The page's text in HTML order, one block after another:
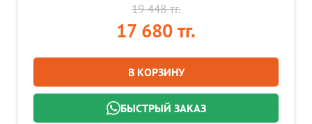
19 448 тг.
17 680 тг.
В КОРЗИНУ
БЫСТРЫЙ ЗАКАЗ